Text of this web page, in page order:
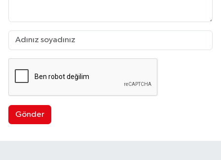
Gönder